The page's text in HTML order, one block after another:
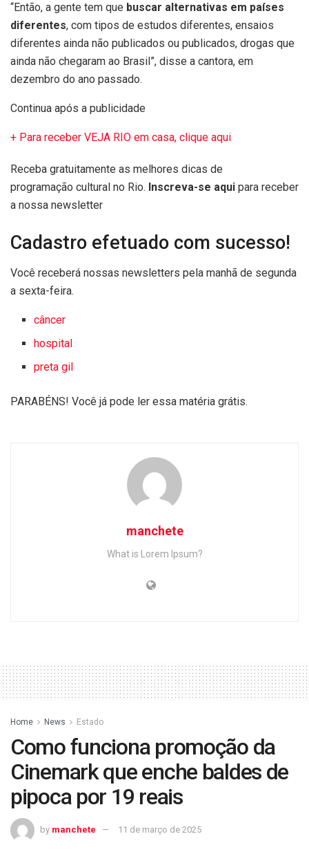
“Então, a gente tem que buscar alternativas em países
diferentes, com tipos de estudos diferentes, ensaios
diferentes ainda não publicados ou publicados, drogas que
ainda não chegaram ao Brasil”, disse a cantora, em
dezembro do ano passado.
Continua após a publicidade
+ Para receber VEJA RIO em casa, clique aqui
Receba gratuitamente as melhores dicas de
programação cultural no Rio. Inscreva-se aqui para receber
a nossa newsletter
Cadastro efetuado com sucesso!
Você receberá nossas newsletters pela manhã de segunda
a sexta-feira.
câncer
hospital
preta gil
PARABÉNS! Você já pode ler essa matéria grátis.
manchete
What is Lorem Ipsum?
Home News Estado
Como funciona promoção da
Cinemark que enche baldes de
pipoca por 19 reais
by manchete 11 de março de 2025